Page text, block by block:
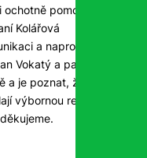
pomohl s
Kolářová
a naprostou
Vokatý a pan
a je poznat, že tato
výbornou reklamu.